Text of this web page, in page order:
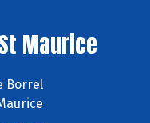
Maurice
Borrel